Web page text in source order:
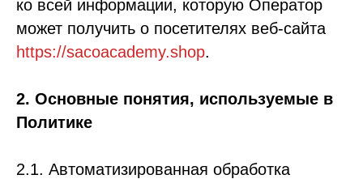
ко всей информации, которую Оператор
может получить о посетителях веб-сайта
https://sacoacademy.shop.
2. Основные понятия, используемые в
Политике
2.1. Автоматизированная обработка